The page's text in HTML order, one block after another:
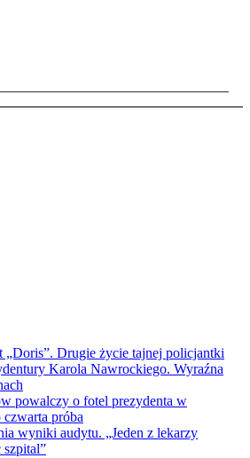
„Doris”. Drugie życie tajnej policjantki
Karola Nawrockiego. Wyraźna
powalczy o fotel prezydenta w
próba
wyniki audytu. „Jeden z lekarzy
szpital”